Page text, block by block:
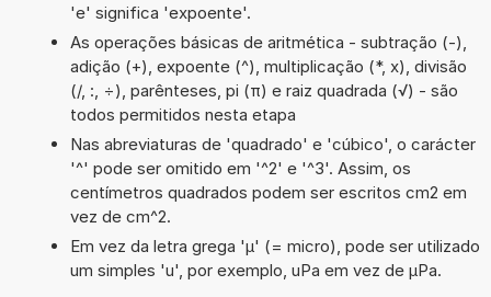
'e' significa 'expoente'.
As operações básicas de aritmética - subtração (-),
adição (+), expoente (^), multiplicação (*, x), divisão
(/, :, ÷), parênteses, pi (π) e raiz quadrada (√) - são
todos permitidos nesta etapa
Nas abreviaturas de 'quadrado' e 'cúbico', o carácter
'^' pode ser omitido em '^2' e '^3'. Assim, os
centímetros quadrados podem ser escritos cm2 em
vez de cm^2.
Em vez da letra grega 'µ' (= micro), pode ser utilizado
um simples 'u', por exemplo, uPa em vez de µPa.